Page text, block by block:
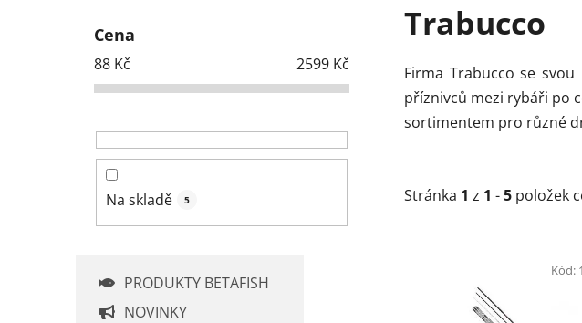
Cena
88 Kč 2599 Kč
Na skladě 5
PRODUKTY BETAFISH
NOVINKY
Trabucco
Firma Trabucco se
příznivců mezi rybáři po
sortimentem pro různé
Stránka 1 z 1 -5 položek
Kód: